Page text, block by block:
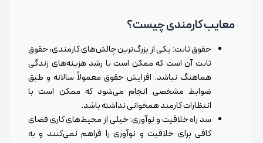
معایب کارمندی چیست؟
حقوق ثابت: یکی از بزرگ‌ترین چالش‌های کارمندی، حقوق
ثابت آن است که ممکن است با رشد هزینه‌های زندگی
هماهنگ نباشد. افزایش حقوق معمولاً سالانه و طبق
ضوابط مشخصی انجام می‌شود که ممکن است با
انتظارات کارمند همخوانی نداشته باشد.
سد راه خلاقیت و نوآوری: خیلی از محیط‌های کاری فضای
کافی برای خلاقیت و نوآوری را فراهم نمی‌کنند و به